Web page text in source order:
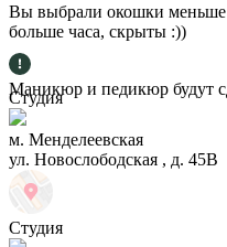
Вы выбрали окошки меньше
больше часа, скрыты :))
Маникюр и педикюр будут
Студия
м. Менделеевская
ул. Новослободская , д. 45В
Студия